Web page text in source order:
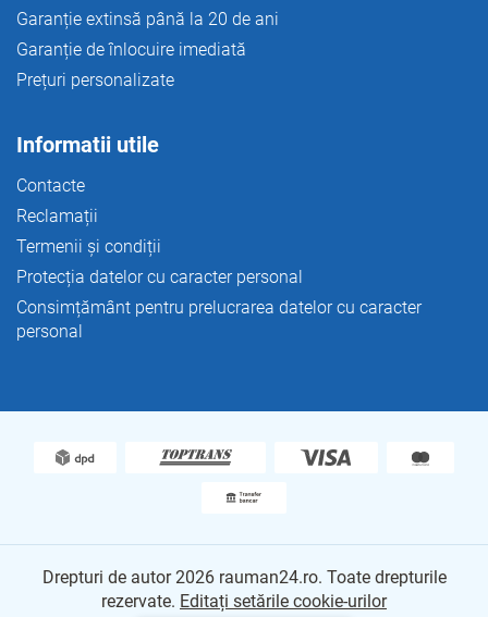
Garanție extinsă până la 20 de ani
Garanție de înlocuire imediată
Prețuri personalizate
Informatii utile
Contacte
Reclamații
Termenii și condiții
Protecția datelor cu caracter personal
Consimțământ pentru prelucrarea datelor cu caracter
personal
Drepturi de autor 2026 rauman24.ro. Toate drepturile
rezervate. Editați setările cookie-urilor